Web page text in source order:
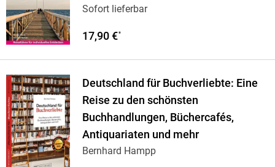
Sofort lieferbar
17,90 €*
Deutschland für Buchverliebte: Eine
Reise zu den schönsten
Buchhandlungen, Büchercafés,
Antiquariaten und mehr
Bernhard Hampp